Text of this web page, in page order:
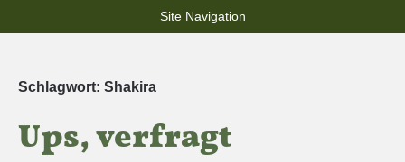
Site Navigation
Schlagwort: Shakira
Ups, verfragt